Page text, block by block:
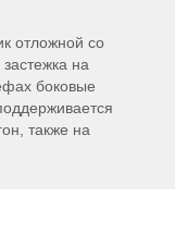
отложной со
на
боковые
также на